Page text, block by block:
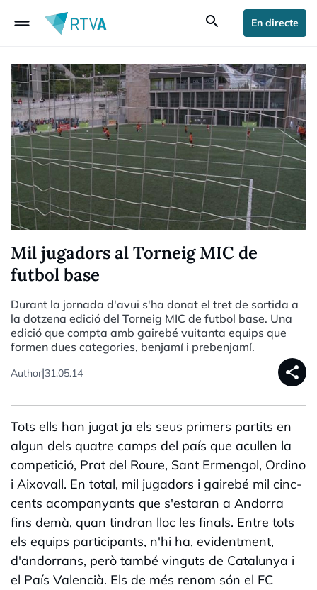
drag_handle search En directe
Mil jugadors al Torneig MIC de
futbol base
Durant la jornada d'avui s'ha donat el tret de sortida a
la dotzena edició del Torneig MIC de futbol base. Una
edició que compta amb gairebé vuitanta equips que
formen dues categories, benjamí i prebenjamí.
Author|31.05.14 share
Tots ells han jugat ja els seus primers partits en
algun dels quatre camps del país que acullen la
competició, Prat del Roure, Sant Ermengol, Ordino
i Aixovall. En total, mil jugadors i gairebé mil cinc-
cents acompanyants que s'estaran a Andorra
fins demà, quan tindran lloc les finals. Entre tots
els equips participants, n'hi ha, evidentment,
d'andorrans, però també vinguts de Catalunya i
el País Valencià. Els de més renom són el FC